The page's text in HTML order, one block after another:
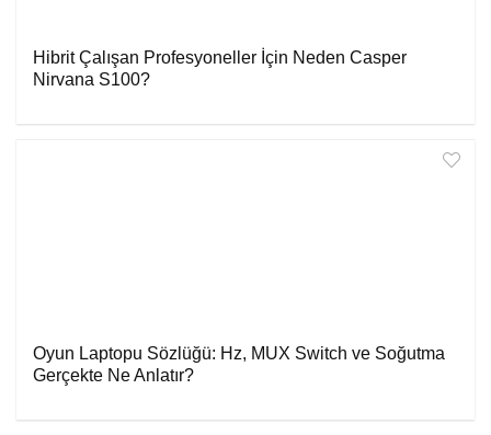
Hibrit Çalışan Profesyoneller İçin Neden Casper
Nirvana S100?
Oyun Laptopu Sözlüğü: Hz, MUX Switch ve Soğutma
Gerçekte Ne Anlatır?